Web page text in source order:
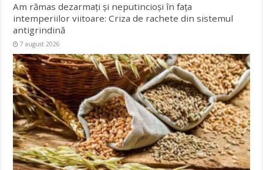
Am rămas dezarmați și neputincioși în fața
intemperiilor viitoare: Criza de rachete din sistemul
antigrindină
7 august 2026